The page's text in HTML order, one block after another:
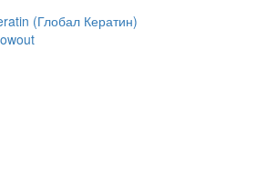
(Глобал Кератин)